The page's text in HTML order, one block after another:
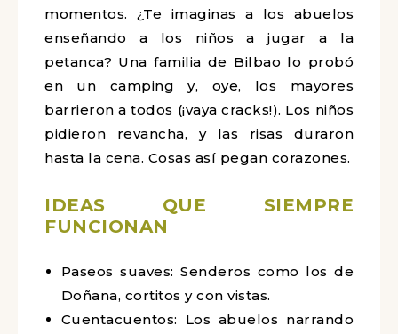
momentos. ¿Te imaginas a los abuelos
enseñando a los niños a jugar a la
petanca? Una familia de Bilbao lo probó
en un camping y, oye, los mayores
barrieron a todos (¡vaya cracks!). Los niños
pidieron revancha, y las risas duraron
hasta la cena. Cosas así pegan corazones.
IDEAS QUE SIEMPRE
FUNCIONAN
Paseos suaves: Senderos como los de
Doñana, cortitos y con vistas.
Cuentacuentos: Los abuelos narrando